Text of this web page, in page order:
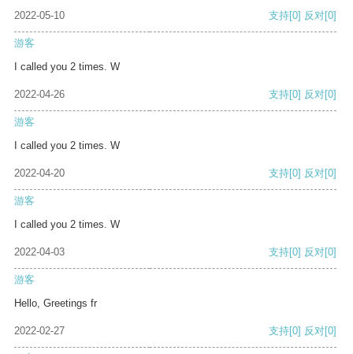
2022-05-10 支持[0] 反对[0]
游客
I called you 2 times. W
2022-04-26 支持[0] 反对[0]
游客
I called you 2 times. W
2022-04-20 支持[0] 反对[0]
游客
I called you 2 times. W
2022-04-03 支持[0] 反对[0]
游客
Hello, Greetings fr
2022-02-27 支持[0] 反对[0]